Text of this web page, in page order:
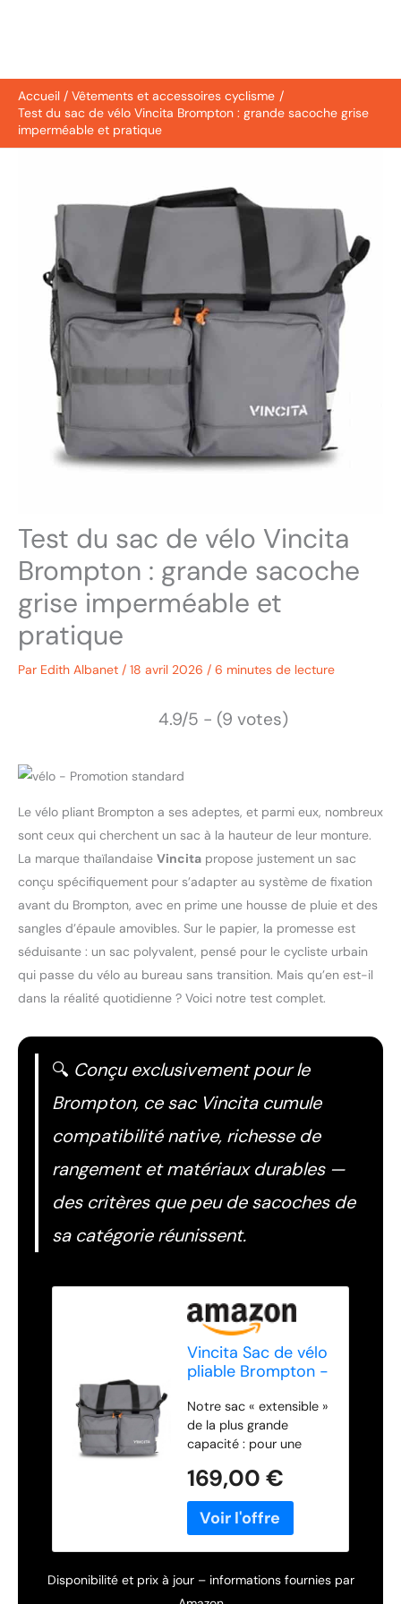
Accueil
Vêtements et accessoires cyclisme
Test du sac de vélo Vincita Brompton : grande sacoche grise
imperméable et pratique
Test du sac de vélo Vincita
Brompton : grande sacoche
grise imperméable et
pratique
Par Edith Albanet / 18 avril 2026 / 6 minutes de lecture
4.9/5 - (9 votes)
Le vélo pliant Brompton a ses adeptes, et parmi eux, nombreux
sont ceux qui cherchent un sac à la hauteur de leur monture.
La marque thaïlandaise Vincita propose justement un sac
conçu spécifiquement pour s’adapter au système de fixation
avant du Brompton, avec en prime une housse de pluie et des
sangles d’épaule amovibles. Sur le papier, la promesse est
séduisante : un sac polyvalent, pensé pour le cycliste urbain
qui passe du vélo au bureau sans transition. Mais qu’en est-il
dans la réalité quotidienne ? Voici notre test complet.
🔍 Conçu exclusivement pour le
Brompton, ce sac Vincita cumule
compatibilité native, richesse de
rangement et matériaux durables —
des critères que peu de sacoches de
sa catégorie réunissent.
Vincita Sac de vélo
pliable Brompton -
de vélo grise -
Avec bandoulière
amovible, housse
de pluie,
compartiment
pour ordinateur
portable, design
supérieur
imperméable
Notre sac « extensible »
de la plus grande
capacité : pour une
excursion à travers le
pays. Le Voyage Atlas
présente un design
extensible à rabat qui
vous permet
d'augmenter le volume
169,00 €
Disponibilité et prix à jour – informations fournies par